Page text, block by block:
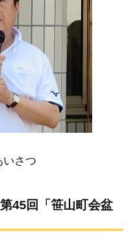
いさつ
45回「笹山町会盆